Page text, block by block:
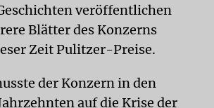
veröffentlichen
Blätter des Konzerns
Zeit Pulitzer-Preise.
der Konzern in den
auf die Krise der